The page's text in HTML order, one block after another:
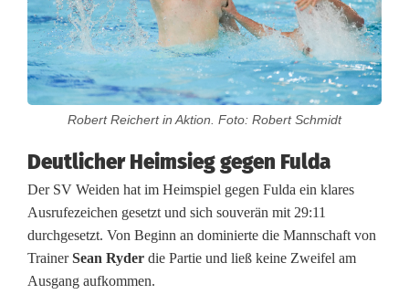
e
r
b
l
l
:
N
Robert Reichert in Aktion. Foto: Robert Schmidt
Deutlicher Heimsieg gegen Fulda
Der SV Weiden hat im Heimspiel gegen Fulda ein klares
Ausrufezeichen gesetzt und sich souverän mit 29:11
durchgesetzt. Von Beginn an dominierte die Mannschaft von
TrainerSean Ryder die Partie und ließ keine Zweifel am
Ausgang aufkommen.